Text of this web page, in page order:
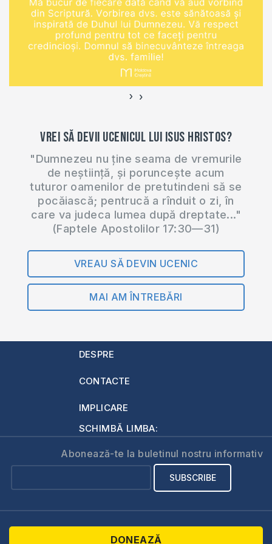
BISERICA
BUNAVESTIREA
DIN…
‹ ›
Vrei să devii ucenicul lui Isus Hristos?
"Dumnezeu nu ține seama de vremurile
de neștiință, și poruncește acum
tuturor oamenilor de pretutindeni să se
pocăiască; pentrucă a rînduit o zi, în
care va judeca lumea după dreptate..."
(Faptele Apostolilor 17:30—31)
VREAU SĂ DEVIN UCENIC
MAI AM ÎNTREBĂRI
DESPRE
CONTACTE
IMPLICARE
SCHIMBĂ LIMBA:
Abonează-te la buletinul nostru informativ
DONEAZĂ